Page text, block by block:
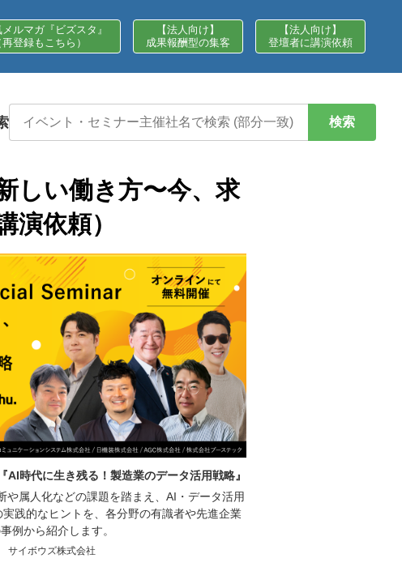
ルマガ『ビズスタ』
再登録もこちら）
【法人向け】
成果報酬型の集客
【法人向け】
登壇者に講演依頼
検索
しい働き方〜今、求
依頼）
AI時代に生き残る！製造業のデータ活用戦略』
や属人化などの課題を踏まえ、AI・データ活用
践的なヒントを、各分野の有識者や先進企業
例から紹介します。
サイボウズ株式会社